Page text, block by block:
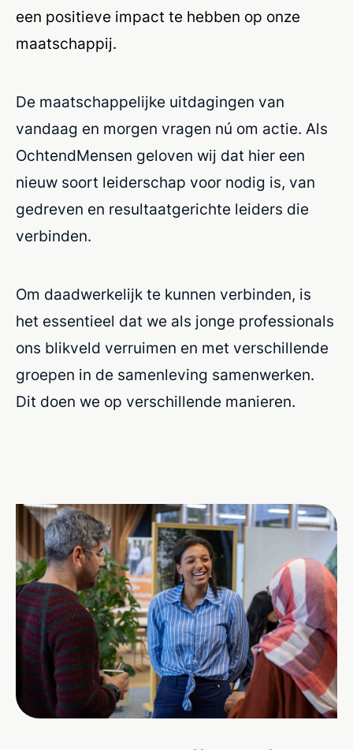
een positieve impact te hebben op onze
maatschappij.
De maatschappelijke uitdagingen van
vandaag en morgen vragen nú om actie. Als
OchtendMensen geloven wij dat hier een
nieuw soort leiderschap voor nodig is, van
gedreven en resultaatgerichte leiders die
verbinden.
Om daadwerkelijk te kunnen verbinden, is
het essentieel dat we als jonge professionals
ons blikveld verruimen en met verschillende
groepen in de samenleving samenwerken.
Dit doen we op verschillende manieren.